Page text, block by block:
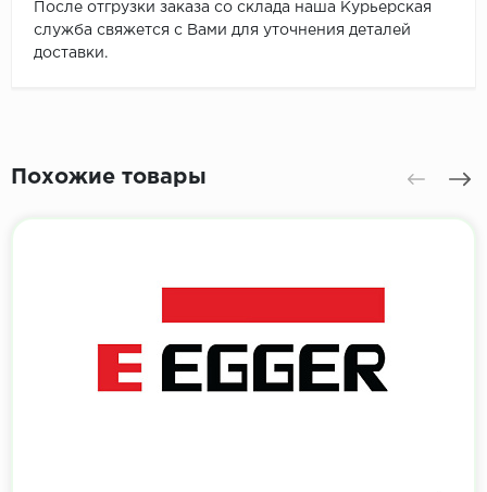
После отгрузки заказа со склада наша Курьерская
служба свяжется с Вами для уточнения деталей
доставки.
Похожие товары